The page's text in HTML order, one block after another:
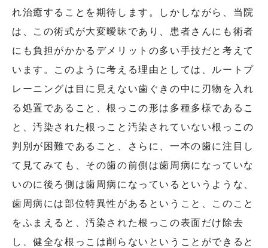
れ治癒することを期待します。しかしながら、当院
は、この術式が大変曖昧であり、患者さんにも術者
にも負担がかかるデメリットの多い手技だと考えて
います。このように考える理由としては、ルートプ
レーニングは目に見えない歯ぐきの中に刃物を入れ
る処置であること、根っこの形は多種多様であるこ
と、汚染された根っこと汚染されていない根っこの
判別が困難であること、さらに、一本の歯に注目し
て見てみても、その歯の前側は歯周病になっていな
いのに後ろ側は歯周病になっているというような、
歯周病には部位特異性があるということ、このこと
をふまえると、汚染された根っこの表面だけ除去
し、健全な根っこは削らないということができると